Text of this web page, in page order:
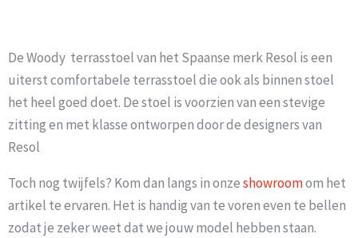
De Woody terrasstoel van het Spaanse merk Resol is een
uiterst comfortabele terrasstoel die ook als binnen stoel
het heel goed doet. De stoel is voorzien van een stevige
zitting en met klasse ontworpen door de designers van
Resol
Toch nog twijfels? Kom dan langs in onzeshowroomom het
artikel te ervaren. Het is handig van te voren even te bellen
zodat je zeker weet dat we jouw model hebben staan.